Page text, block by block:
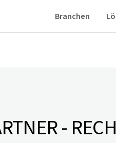
Branchen
-